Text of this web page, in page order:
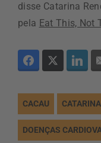
disse Catarina
pela Eat This, Not
CACAU
DOENÇAS